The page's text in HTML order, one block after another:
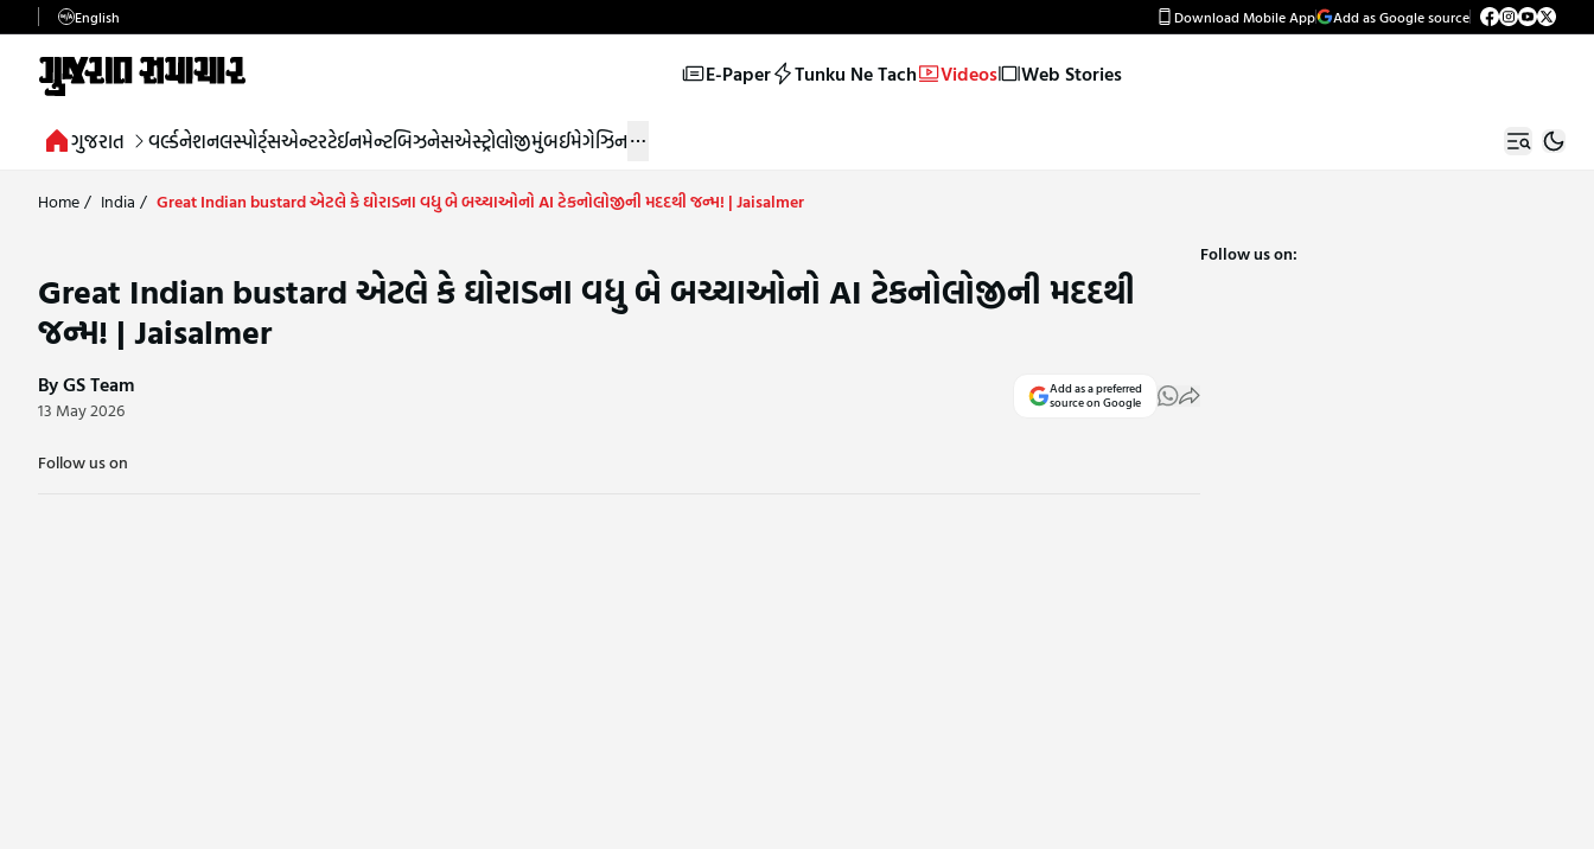
English Download Mobile App Add as Google source
E-Paper Tunku Ne Tach Videos Web Stories
ગુજરાત વર્લ્ડનેશનલસ્પોર્ટ્સએન્ટરટેઈનમેન્ટબિઝનેસએસ્ટ્રોલોજીમુંબઈમેગેઝિન
Home/ India / Great Indian bustard એટલે કે ઘોરાડના વધુ બે બચ્ચાઓનો AI ટેકનોલોજીની મદદથી જન્મ! | Jaisalmer
Great Indian bustard એટલે કે ઘોરાડના વધુ બે બચ્ચાઓનો AI ટેકનોલોજીની મદદથી
જન્મ! | Jaisalmer
By GS Team
13 May 2026
Add as a preferred
source on Google
Follow us on
Follow us on: